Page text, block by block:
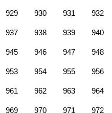
929 930 931 932
937 938 939 940
945 946 947 948
953 954 955 956
961 962 963 964
969 970 971 972